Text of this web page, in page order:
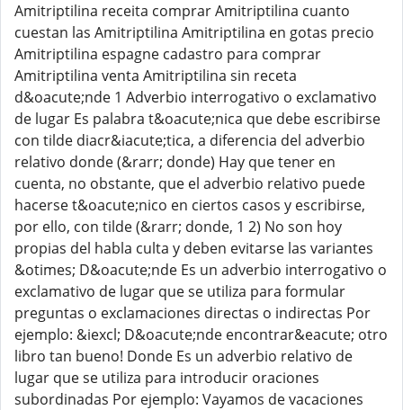
Amitriptilina receita comprar Amitriptilina cuanto
cuestan las Amitriptilina Amitriptilina en gotas precio
Amitriptilina espagne cadastro para comprar
Amitriptilina venta Amitriptilina sin receta
d&oacute;nde 1 Adverbio interrogativo o exclamativo
de lugar Es palabra t&oacute;nica que debe escribirse
con tilde diacr&iacute;tica, a diferencia del adverbio
relativo donde (&rarr; donde) Hay que tener en
cuenta, no obstante, que el adverbio relativo puede
hacerse t&oacute;nico en ciertos casos y escribirse,
por ello, con tilde (&rarr; donde, 1 2) No son hoy
propias del habla culta y deben evitarse las variantes
&otimes; D&oacute;nde Es un adverbio interrogativo o
exclamativo de lugar que se utiliza para formular
preguntas o exclamaciones directas o indirectas Por
ejemplo: &iexcl; D&oacute;nde encontrar&eacute; otro
libro tan bueno! Donde Es un adverbio relativo de
lugar que se utiliza para introducir oraciones
subordinadas Por ejemplo: Vayamos de vacaciones